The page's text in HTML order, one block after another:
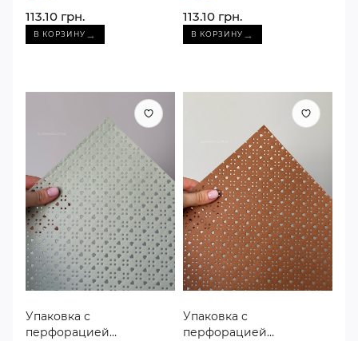
113.10 грн.
В КОРЗИНУ →
113.10 грн.
В КОРЗИНУ →
Упаковка с
перфорацией
Упаковка с
перфорацией